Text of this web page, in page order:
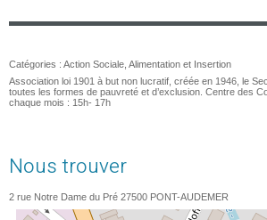
Catégories : Action Sociale, Alimentation et Insertion
Association loi 1901 à but non lucratif, créée en 1946, le
toutes les formes de pauvreté et d’exclusion. Centre des
chaque mois : 15h- 17h
Nous trouver
2 rue Notre Dame du Pré 27500 PONT-AUDEMER